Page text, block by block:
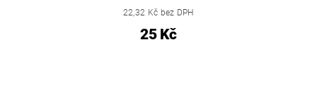
22,32 Kč bez DPH
25 Kč